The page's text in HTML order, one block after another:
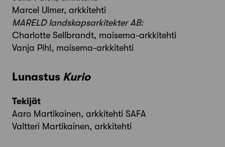
Marcel Ulmer, arkkitehti
MARELD landskapsarkitekter AB:
Charlotte Sellbrandt, maisema-arkkitehti
Vanja Pihl, maisema-arkkitehti
Lunastus Kurio
Tekijät
Aaro Martikainen, arkkitehti SAFA
Valtteri Martikainen, arkkitehti